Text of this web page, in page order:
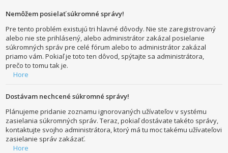
Nemôžem posielať súkromné správy!
Pre tento problém existujú tri hlavné dôvody. Nie ste zaregistrovaný
alebo nie ste prihlásený, alebo administrátor zakázal posielanie
súkromných správ pre celé fórum alebo to administrátor zakázal
priamo vám. Pokiaľ je toto ten dôvod, spýtajte sa administrátora,
prečo to tomu tak je.
Hore
Dostávam nechcené súkromné správy!
Plánujeme pridanie zoznamu ignorovaných užívateľov v systému
zasielania súkromných správ. Teraz, pokiaľ dostávate takéto správy,
kontaktujte svojho administrátora, ktorý má tu moc takému užívateľovi
zasielanie správ zakázať.
Hore